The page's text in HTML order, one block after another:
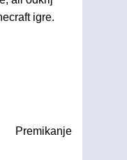
igre.
Premikanje